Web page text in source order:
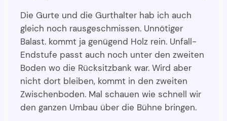
Die Gurte und die Gurthalter hab ich auch
gleich noch rausgeschmissen. Unnötiger
Balast. kommt ja genügend Holz rein. Unfall-
Endstufe passt auch noch unter den zweiten
Boden wo die Rücksitzbank war. Wird aber
nicht dort bleiben, kommt in den zweiten
Zwischenboden. Mal schauen wie schnell wir
den ganzen Umbau über die Bühne bringen.